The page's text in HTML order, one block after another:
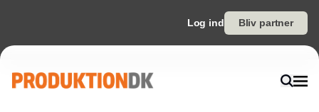
Log ind Bliv partner